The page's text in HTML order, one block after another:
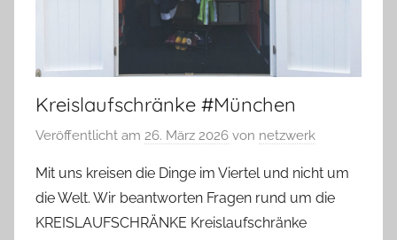
Kreislaufschränke #München
Veröffentlicht am 26. März 2026 von netzwerk
Mit uns kreisen die Dinge im Viertel und nicht um
die Welt. Wir beantworten Fragen rund um die
KREISLAUFSCHRÄNKE Kreislaufschränke